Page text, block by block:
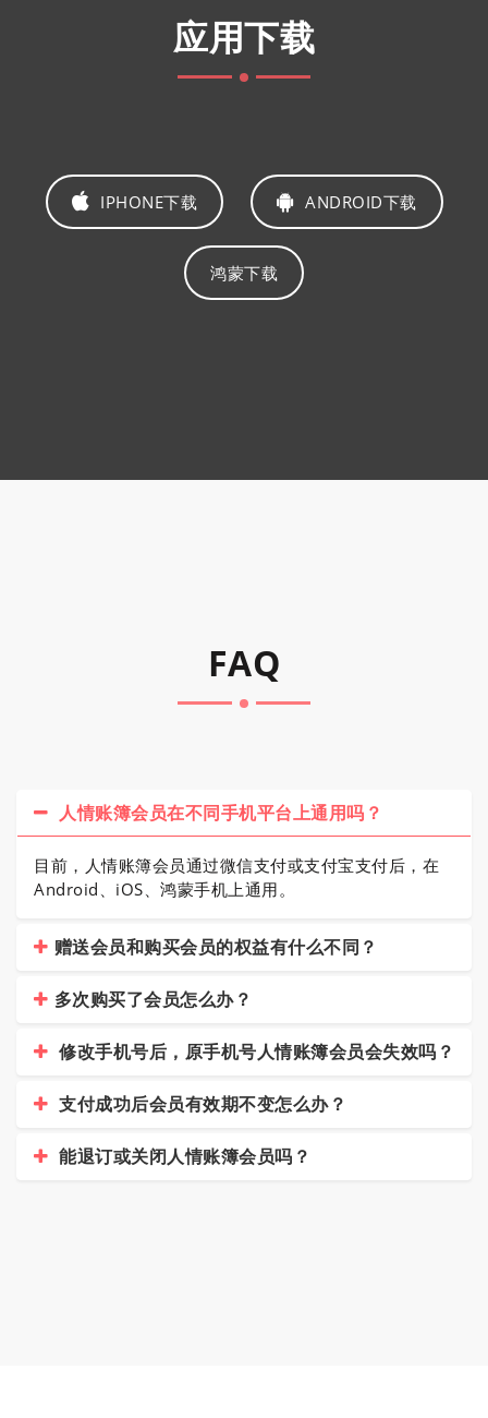
应用下载
IPHONE下载 ANDROID下载
鸿蒙下载
FAQ
人情账簿会员在不同手机平台上通用吗？
目前，人情账簿会员通过微信支付或支付宝支付后，在
Android、iOS、鸿蒙手机上通用。
赠送会员和购买会员的权益有什么不同？
多次购买了会员怎么办？
修改手机号后，原手机号人情账簿会员会失效吗？
支付成功后会员有效期不变怎么办？
能退订或关闭人情账簿会员吗？